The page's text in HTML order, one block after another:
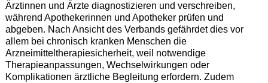
Ärztinnen und Ärzte diagnostizieren und verschreiben,
während Apothekerinnen und Apotheker prüfen und
abgeben. Nach Ansicht des Verbands gefährdet dies vor
allem bei chronisch kranken Menschen die
Arzneimitteltherapiesicherheit, weil notwendige
Therapieanpassungen, Wechselwirkungen oder
Komplikationen ärztliche Begleitung erfordern. Zudem